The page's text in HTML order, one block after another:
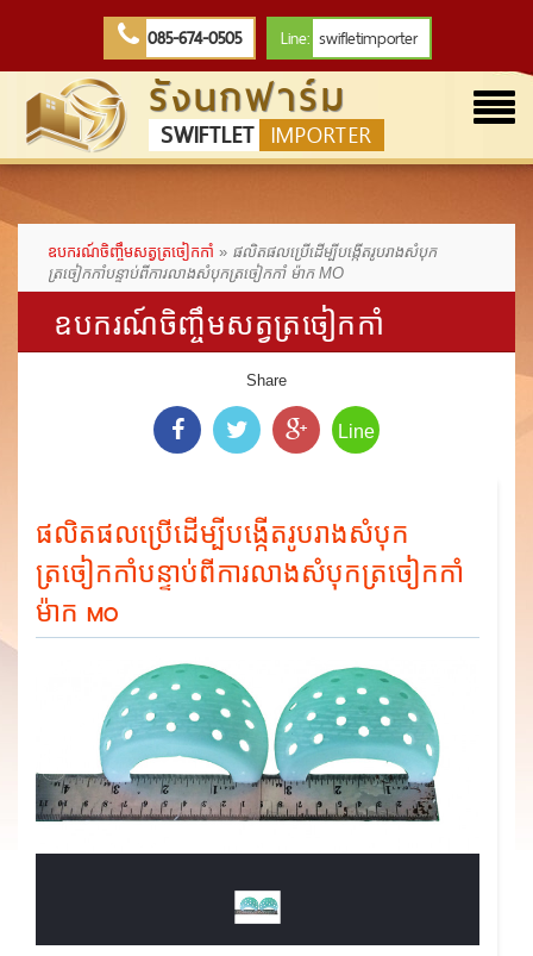
085-674-0505 Line: swifletimporter
รังนกฟาร์ม
SWIFTLET IMPORTER
ឧបករណ៍ចិញ្ចឹមសត្វត្រចៀកកាំ » ផលិតផលប្រើដើម្បីបង្កើតរូបរាងសំបុក
ត្រចៀកកាំបន្ទាប់ពីការលាងសំបុកត្រចៀកកាំ ម៉ាក MO
ឧបករណ៍ចិញ្ចឹមសត្វត្រចៀកកាំ
Share
Line
ផលិតផលប្រើដើម្បីបង្កើតរូបរាងសំបុក
ត្រចៀកកាំបន្ទាប់ពីការលាងសំបុកត្រចៀកកាំ
ម៉ាក MO